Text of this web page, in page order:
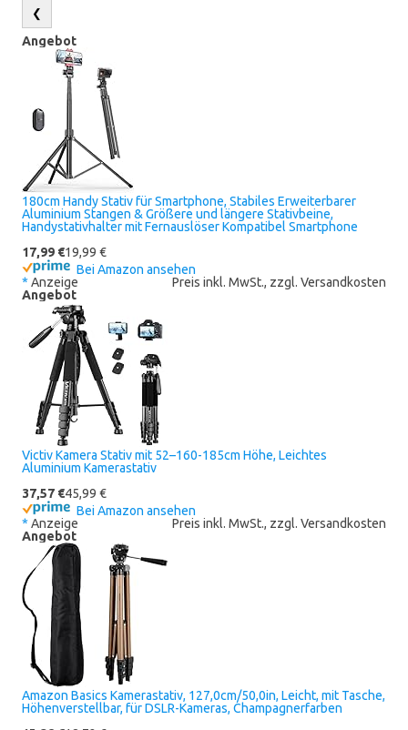
❮
Angebot
180cm Handy Stativ für Smartphone, Stabiles Erweiterbarer
Aluminium Stangen & Größere und längere Stativbeine,
Handystativhalter mit Fernauslöser Kompatibel Smartphone
17,99 €19,99 €
Bei Amazon ansehen
* Anzeige
Preis inkl. MwSt., zzgl. Versandkosten
Angebot
Victiv Kamera Stativ mit 52–160-185cm Höhe, Leichtes
Aluminium Kamerastativ
37,57 €45,99 €
Bei Amazon ansehen
* Anzeige
Preis inkl. MwSt., zzgl. Versandkosten
Angebot
Amazon Basics Kamerastativ, 127,0cm/50,0in, Leicht, mit Tasche,
Höhenverstellbar, für DSLR-Kameras, Champagnerfarben